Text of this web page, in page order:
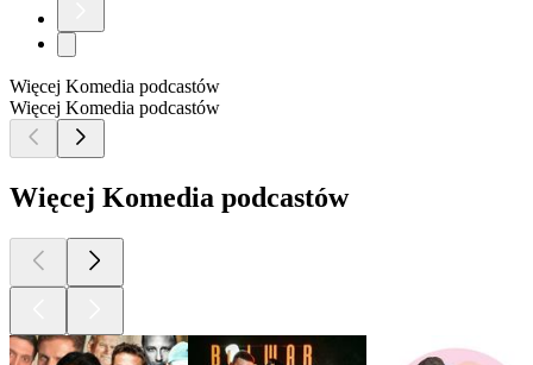
Więcej Komedia podcastów
Więcej Komedia podcastów
Więcej Komedia podcastów